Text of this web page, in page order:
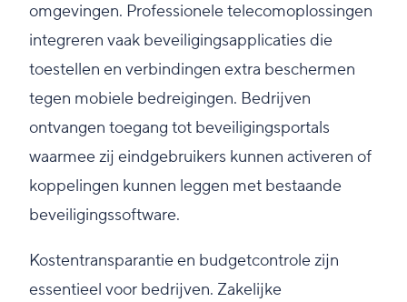
omgevingen. Professionele telecomoplossingen
integreren vaak beveiligingsapplicaties die
toestellen en verbindingen extra beschermen
tegen mobiele bedreigingen. Bedrijven
ontvangen toegang tot beveiligingsportals
waarmee zij eindgebruikers kunnen activeren of
koppelingen kunnen leggen met bestaande
beveiligingssoftware.
Kostentransparantie en budgetcontrole zijn
essentieel voor bedrijven. Zakelijke